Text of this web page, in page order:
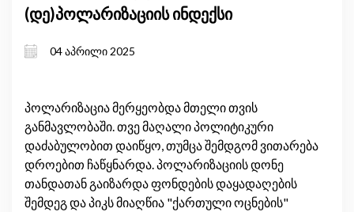
(დე)პოლარიზაციის ინდექსი
04 აპრილი 2025
პოლარიზაცია მერყეობდა მთელი თვის
განმავლობაში. თვე მაღალი პოლიტიკური
დაძაბულობით დაიწყო, თუმცა შემდგომ ვითარება
დროებით ჩაწყნარდა. პოლარიზაციის დონე
თანდათან გაიზარდა ფონდების დაყადაღების
შემდეგ და პიკს მიაღწია "ქართული ოცნების"